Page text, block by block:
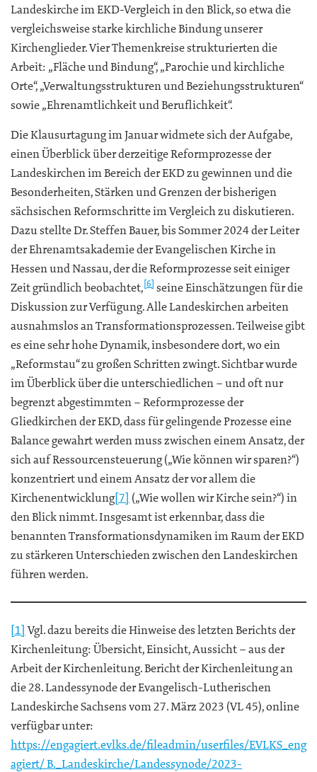
Landeskirche im EKD-Vergleich in den Blick, so etwa die
vergleichsweise starke kirchliche Bindung unserer
Kirchenglieder. Vier Themenkreise strukturierten die
Arbeit: „Fläche und Bindung“, „Parochie und kirchliche
Orte“, „Verwaltungsstrukturen und Beziehungsstrukturen“
sowie „Ehrenamtlichkeit und Beruflichkeit“.
Die Klausurtagung im Januar widmete sich der Aufgabe,
einen Überblick über derzeitige Reformprozesse der
Landeskirchen im Bereich der EKD zu gewinnen und die
Besonderheiten, Stärken und Grenzen der bisherigen
sächsischen Reformschritte im Vergleich zu diskutieren.
Dazu stellte Dr. Steffen Bauer, bis Sommer 2024 der Leiter
der Ehrenamtsakademie der Evangelischen Kirche in
Hessen und Nassau, der die Reformprozesse seit einiger
Zeit gründlich beobachtet,[6] seine Einschätzungen für die
Diskussion zur Verfügung. Alle Landeskirchen arbeiten
ausnahmslos an Transformationsprozessen. Teilweise gibt
es eine sehr hohe Dynamik, insbesondere dort, wo ein
„Reformstau“ zu großen Schritten zwingt. Sichtbar wurde
im Überblick über die unterschiedlichen – und oft nur
begrenzt abgestimmten – Reformprozesse der
Gliedkirchen der EKD, dass für gelingende Prozesse eine
Balance gewahrt werden muss zwischen einem Ansatz, der
sich auf Ressourcensteuerung („Wie können wir sparen?“)
konzentriert und einem Ansatz der vor allem die
Kirchenentwicklung[7] („Wie wollen wir Kirche sein?“) in
den Blick nimmt. Insgesamt ist erkennbar, dass die
benannten Transformationsdynamiken im Raum der EKD
zu stärkeren Unterschieden zwischen den Landeskirchen
führen werden.
[1]Vgl. dazu bereits die Hinweise des letzten Berichts der
Kirchenleitung: Übersicht, Einsicht, Aussicht – aus der
Arbeit der Kirchenleitung. Bericht der Kirchenleitung an
die 28. Landessynode der Evangelisch-Lutherischen
Landeskirche Sachsens vom 27. März 2023 (VL 45), online
verfügbar unter:
https://engagiert.evlks.de/fileadmin/userfiles/EVLKS_eng
agiert/ B._Landeskirche/Landessynode/2023-